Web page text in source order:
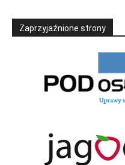
Zaprzyjaźnione strony